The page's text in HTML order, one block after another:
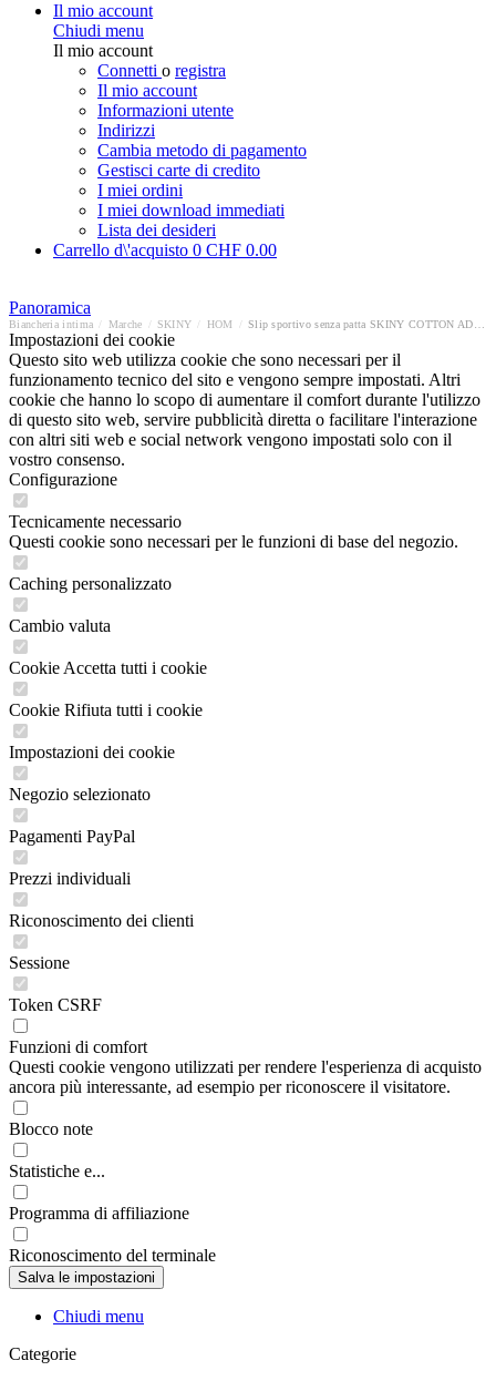
Il mio account
Chiudi menu
Il mio account
Connetti o registra
Il mio account
Informazioni utente
Indirizzi
Cambia metodo di pagamento
Gestisci carte di credito
I miei ordini
I miei download immediati
Lista dei desideri
Carrello d\'acquisto 0 CHF 0.00
Panoramica
Biancheria intima Marche SKINY HOM
Impostazioni dei cookie
Questo sito web utilizza cookie che sono necessari per il
funzionamento tecnico del sito e vengono sempre impostati. Altri
cookie che hanno lo scopo di aumentare il comfort durante l'utilizzo
di questo sito web, servire pubblicità diretta o facilitare l'interazione
con altri siti web e social network vengono impostati solo con il
vostro consenso.
Configurazione
Tecnicamente necessario
Questi cookie sono necessari per le funzioni di base del negozio.
Caching personalizzato
Cambio valuta
Cookie Accetta tutti i cookie
Cookie Rifiuta tutti i cookie
Impostazioni dei cookie
Negozio selezionato
Pagamenti PayPal
Prezzi individuali
Riconoscimento dei clienti
Sessione
Token CSRF
Funzioni di comfort
Questi cookie vengono utilizzati per rendere l'esperienza di acquisto
ancora più interessante, ad esempio per riconoscere il visitatore.
Blocco note
Statistiche e...
Programma di affiliazione
Riconoscimento del terminale
Chiudi menu
Categorie